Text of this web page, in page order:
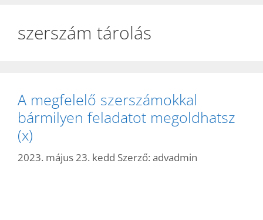
szerszám tárolás
A megfelelő szerszámokkal
bármilyen feladatot megoldhatsz
(x)
2023. május 23. kedd Szerző: advadmin